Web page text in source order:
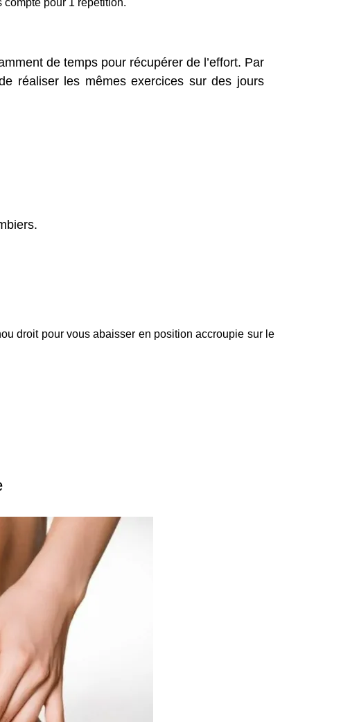
pour 1 répétition.
de temps pour récupérer de l’effort. Par
réaliser les mêmes exercices sur des jours
droit pour vous abaisser en position accroupie sur le